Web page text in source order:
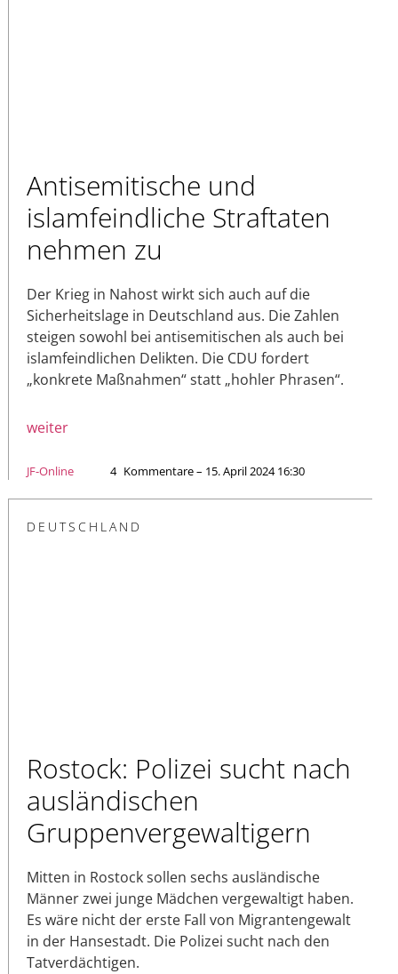
Antisemitische und
islamfeindliche Straftaten
nehmen zu
Der Krieg in Nahost wirkt sich auch auf die
Sicherheitslage in Deutschland aus. Die Zahlen
steigen sowohl bei antisemitischen als auch bei
islamfeindlichen Delikten. Die CDU fordert
„konkrete Maßnahmen“ statt „hohler Phrasen“.
weiter
JF-Online 4 Kommentare – 15. April 2024 16:30
DEUTSCHLAND
Rostock: Polizei sucht nach
ausländischen
Gruppenvergewaltigern
Mitten in Rostock sollen sechs ausländische
Männer zwei junge Mädchen vergewaltigt haben.
Es wäre nicht der erste Fall von Migrantengewalt
in der Hansestadt. Die Polizei sucht nach den
Tatverdächtigen.